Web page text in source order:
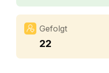
Gefolgt
22